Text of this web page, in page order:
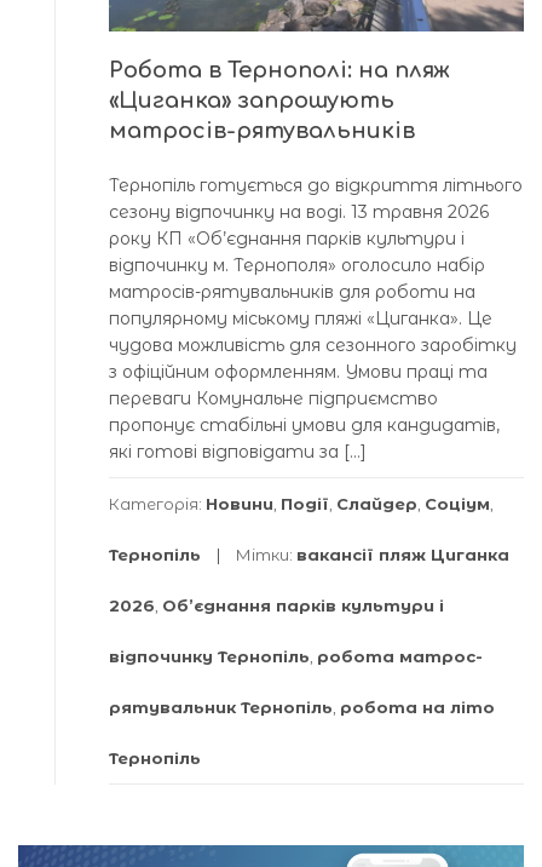
Робота в Тернополі: на пляж
«Циганка» запрошують
матросів-рятувальників
Тернопіль готується до відкриття літнього
сезону відпочинку на воді. 13 травня 2026
року КП «Об’єднання парків культури і
відпочинку м. Тернополя» оголосило набір
матросів-рятувальників для роботи на
популярному міському пляжі «Циганка». Це
чудова можливість для сезонного заробітку
з офіційним оформленням. Умови праці та
переваги Комунальне підприємство
пропонує стабільні умови для кандидатів,
які готові відповідати за […]
Категорія: Новини Події Слайдер Соціум
Тернопіль Мітки: вакансії пляж Циганка
2026 Об’єднання парків культури і
відпочинку Тернопіль робота матрос-
рятувальник Тернопіль робота на літо
Тернопіль